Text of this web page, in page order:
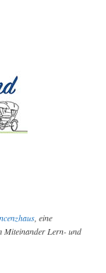
, eine
Miteinander Lern- und